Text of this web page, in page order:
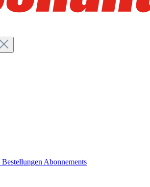
Bestellungen Abonnements